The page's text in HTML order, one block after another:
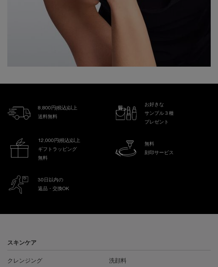
8,800円(税込)以上
送料無料
お好きな
サンプル３種
プレゼント
12,000円(税込)以上
ギフトラッピング
無料
無料
刻印サービス
30日以内の
返品・交換OK
スキンケア
クレンジング 洗顔料